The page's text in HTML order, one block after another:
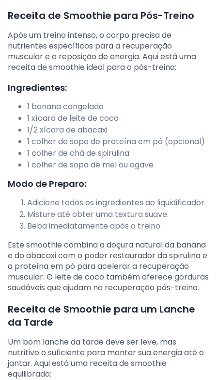
Receita de Smoothie para Pós-Treino
Após um treino intenso, o corpo precisa de
nutrientes específicos para a recuperação
muscular e a reposição de energia. Aqui está uma
receita de smoothie ideal para o pós-treino:
Ingredientes:
1 banana congelada
1 xícara de leite de coco
1/2 xícara de abacaxi
1 colher de sopa de proteína em pó (opcional)
1 colher de chá de spirulina
1 colher de sopa de mel ou agave
Modo de Preparo:
Adicione todos os ingredientes ao liquidificador.
Misture até obter uma textura suave.
Beba imediatamente após o treino.
Este smoothie combina a doçura natural da banana
e do abacaxi com o poder restaurador da spirulina e
a proteína em pó para acelerar a recuperação
muscular. O leite de coco também oferece gorduras
saudáveis que ajudam na recuperação pós-treino.
Receita de Smoothie para um Lanche
da Tarde
Um bom lanche da tarde deve ser leve, mas
nutritivo o suficiente para manter sua energia até o
jantar. Aqui está uma receita de smoothie
equilibrado: